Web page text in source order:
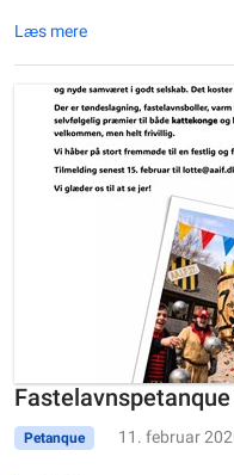
Læs mere
Petanque 11. februar